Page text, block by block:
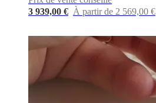
Pièces SéjoursSalles
ChambresAménagements
extérieursPetits
espacesBureaux
3 939,00 € À partir de 2 569,00 €